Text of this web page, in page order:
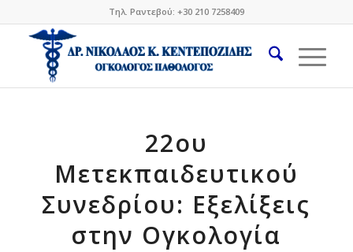
Τηλ. Ραντεβού: +30 210 7258409
22ου
Μετεκπαιδευτικού
Συνεδρίου: Εξελίξεις
στην Ογκολογία